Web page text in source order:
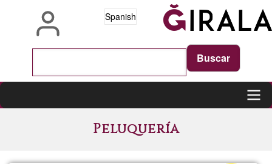
Spanish
Peluquería